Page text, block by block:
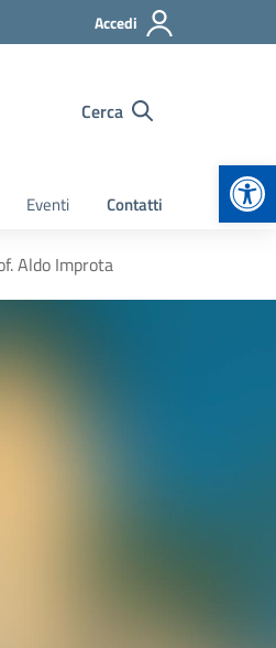
Accedi
Cerca
Eventi Contatti
Aldo Improta